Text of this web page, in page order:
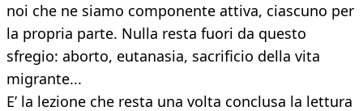
noi che ne siamo componente attiva, ciascuno per
la propria parte. Nulla resta fuori da questo
sfregio: aborto, eutanasia, sacrificio della vita
migrante...
E’ la lezione che resta una volta conclusa la lettura